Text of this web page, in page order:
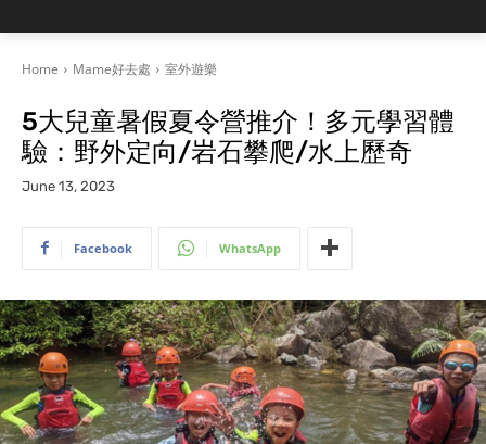
Home Mame好去處 室外遊樂
5大兒童暑假夏令營推介！多元學習體
驗：野外定向/岩石攀爬/水上歷奇
June 13, 2023
Facebook WhatsApp